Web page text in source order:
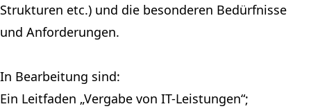
Strukturen etc.) und die besonderen Bedürfnisse
und Anforderungen.
In Bearbeitung sind:
Ein Leitfaden „Vergabe von IT-Leistungen“;